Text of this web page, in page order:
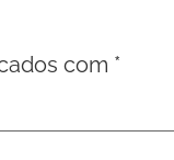
com *